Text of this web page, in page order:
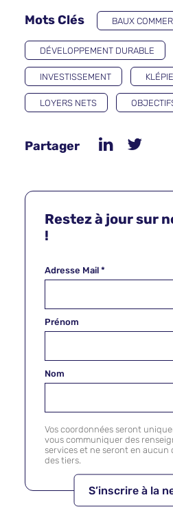
Mots Clés BAUX
DÉVELOPPEMENT DURABLE
INVESTISSEMENT
LOYERS NETS
Partager
Restez à jour sur
!
Adresse Mail *
Prénom
Nom
Vos coordonnées seront
vous communiquer des
services et ne seront en aucun
des tiers.